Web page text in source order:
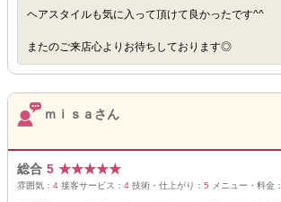
ヘアスタイルも気に入って頂けて良かったです^^
またのご来店心よりお待ちしております◎
ｍｉｓａさん
総合 5 ★★★★★
雰囲気： 4 接客サービス： 4 技術・仕上がり： 5 メニュー・料金：